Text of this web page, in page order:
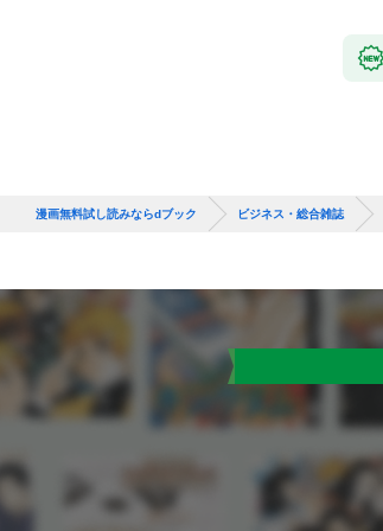
漫画無料試し読みならdブック ビジネス・総合雑誌